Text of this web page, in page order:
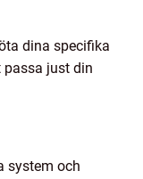
dina specifika
passa just din
system och